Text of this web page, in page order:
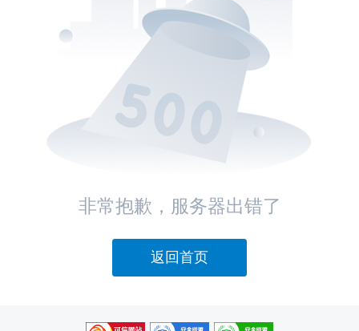
非常抱歉，服务器出错了
返回首页